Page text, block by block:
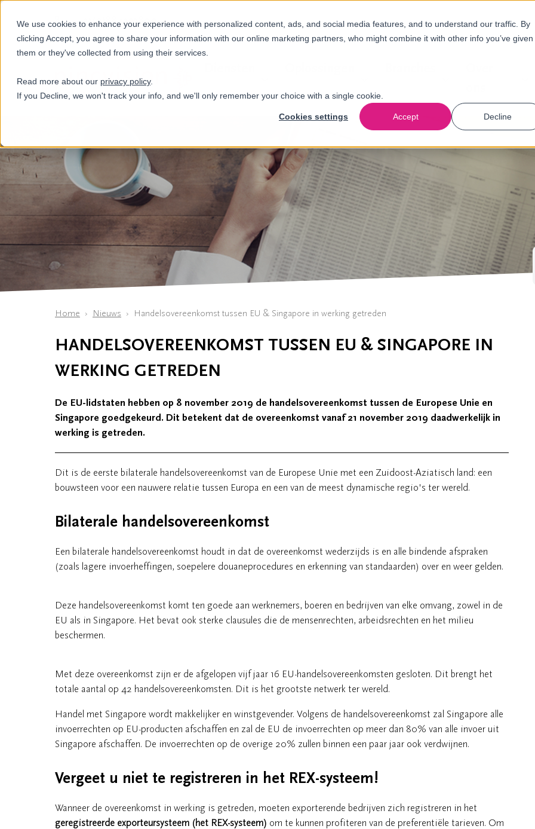
We use cookies to enhance your experience with personalized content, ads, and social media features, and to understand our traffic. By
clicking Accept, you agree to share your information with our online marketing partners, who might combine it with other info you’ve given
them or they've collected from using their services.
Read more about our privacy policy.
If you Decline, we won't track your info, and we'll only remember your choice with a single cookie.
Cookies settings Accept Decline
+31(0)884321800
Home Nieuws Handelsovereenkomst tussen EU & Singapore in werking getreden
HANDELSOVEREENKOMST TUSSEN EU & SINGAPORE IN
WERKING GETREDEN
De EU-lidstaten hebben op 8 november 2019 de handelsovereenkomst tussen de Europese Unie en
Singapore goedgekeurd. Dit betekent dat de overeenkomst vanaf 21 november 2019 daadwerkelijk in
werking is getreden.
Dit is de eerste bilaterale handelsovereenkomst van de Europese Unie met een Zuidoost-Aziatisch land: een
bouwsteen voor een nauwere relatie tussen Europa en een van de meest dynamische regio's ter wereld.
Bilaterale handelsovereenkomst
Een bilaterale handelsovereenkomst houdt in dat de overeenkomst wederzijds is en alle bindende afspraken
(zoals lagere invoerheffingen, soepelere douaneprocedures en erkenning van standaarden) over en weer gelden.
Deze handelsovereenkomst komt ten goede aan werknemers, boeren en bedrijven van elke omvang, zowel in de
EU als in Singapore. Het bevat ook sterke clausules die de mensenrechten, arbeidsrechten en het milieu
beschermen.
Met deze overeenkomst zijn er de afgelopen vijf jaar 16 EU-handelsovereenkomsten gesloten. Dit brengt het
totale aantal op 42 handelsovereenkomsten. Dit is het grootste netwerk ter wereld.
Handel met Singapore wordt makkelijker en winstgevender. Volgens de handelsovereenkomst zal Singapore alle
invoerrechten op EU-producten afschaffen en zal de EU de invoerrechten op meer dan 80% van alle invoer uit
Singapore afschaffen. De invoerrechten op de overige 20% zullen binnen een paar jaar ook verdwijnen.
Vergeet u niet te registreren in het REX-systeem!
Wanneer de overeenkomst in werking is getreden, moeten exporterende bedrijven zich registreren in het
geregistreerde exporteursysteem (het REX-systeem) om te kunnen profiteren van de preferentiële tarieven. Om